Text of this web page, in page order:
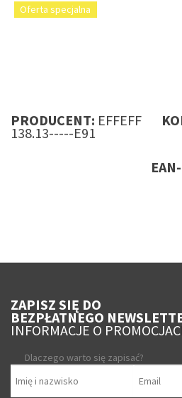
Oferta specjalna
PRODUCENT: EFFEFF
138.13-----E91
ZAPISZ SIĘ DO
BEZPŁATNEGO
INFORMACJE O
Dlaczego warto się zapisać?